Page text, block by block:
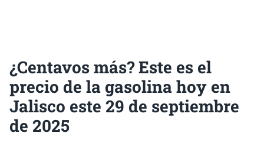
¿Centavos más? Este es el
precio de la gasolina hoy en
Jalisco este 29 de septiembre
de 2025